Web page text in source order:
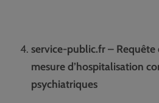
service-public.fr – Requête
mesure d’hospitalisation
psychiatriques